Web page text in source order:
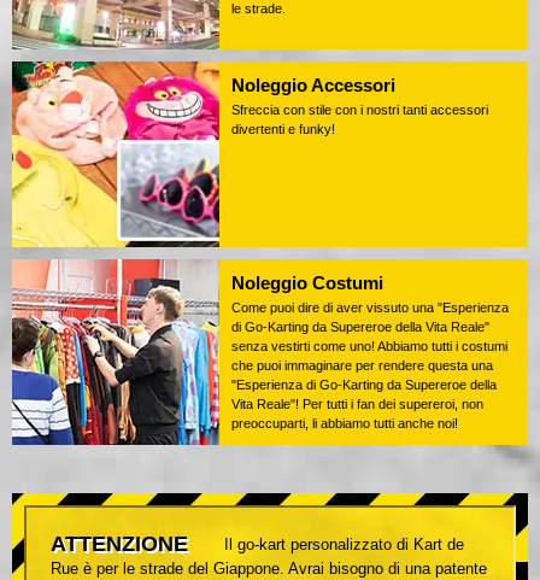
le strade.
Noleggio Accessori
Sfreccia con stile con i nostri tanti accessori
divertenti e funky!
Noleggio Costumi
Come puoi dire di aver vissuto una "Esperienza
di Go-Karting da Supereroe della Vita Reale"
senza vestirti come uno! Abbiamo tutti i costumi
che puoi immaginare per rendere questa una
"Esperienza di Go-Karting da Supereroe della
Vita Reale"! Per tutti i fan dei supereroi, non
preoccuparti, li abbiamo tutti anche noi!
ATTENZIONE
Il go-kart personalizzato di Kart de
Rue è per le strade del Giappone. Avrai bisogno di una patente